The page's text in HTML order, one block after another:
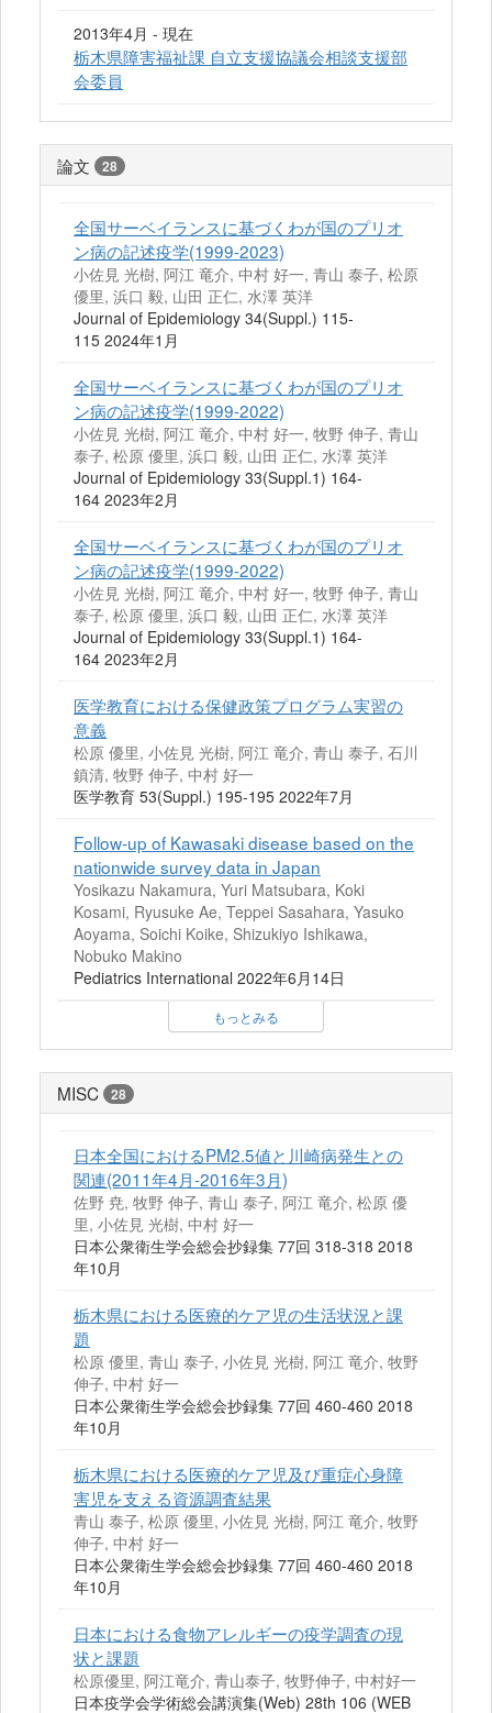
2013年4月 - 現在
栃木県障害福祉課 自立支援協議会相談支援部
会委員
論文 28
全国サーベイランスに基づくわが国のプリオ
ン病の記述疫学(1999-2023)
小佐見 光樹, 阿江 竜介, 中村 好一, 青山 泰子, 松原
優里, 浜口 毅, 山田 正仁, 水澤 英洋
Journal of Epidemiology 34(Suppl.) 115-
115 2024年1月
全国サーベイランスに基づくわが国のプリオ
ン病の記述疫学(1999-2022)
小佐見 光樹, 阿江 竜介, 中村 好一, 牧野 伸子, 青山
泰子, 松原 優里, 浜口 毅, 山田 正仁, 水澤 英洋
Journal of Epidemiology 33(Suppl.1) 164-
164 2023年2月
全国サーベイランスに基づくわが国のプリオ
ン病の記述疫学(1999-2022)
小佐見 光樹, 阿江 竜介, 中村 好一, 牧野 伸子, 青山
泰子, 松原 優里, 浜口 毅, 山田 正仁, 水澤 英洋
Journal of Epidemiology 33(Suppl.1) 164-
164 2023年2月
医学教育における保健政策プログラム実習の
意義
松原 優里, 小佐見 光樹, 阿江 竜介, 青山 泰子, 石川
鎮清, 牧野 伸子, 中村 好一
医学教育 53(Suppl.) 195-195 2022年7月
Follow‐up of Kawasaki disease based on the
nationwide survey data in Japan
Yosikazu Nakamura, Yuri Matsubara, Koki
Kosami, Ryusuke Ae, Teppei Sasahara, Yasuko
Aoyama, Soichi Koike, Shizukiyo Ishikawa,
Nobuko Makino
Pediatrics International 2022年6月14日
もっとみる
MISC 28
日本全国におけるPM2.5値と川崎病発生との
関連(2011年4月-2016年3月)
佐野 尭, 牧野 伸子, 青山 泰子, 阿江 竜介, 松原 優
里, 小佐見 光樹, 中村 好一
日本公衆衛生学会総会抄録集 77回 318-318 2018
年10月
栃木県における医療的ケア児の生活状況と課
題
松原 優里, 青山 泰子, 小佐見 光樹, 阿江 竜介, 牧野
伸子, 中村 好一
日本公衆衛生学会総会抄録集 77回 460-460 2018
年10月
栃木県における医療的ケア児及び重症心身障
害児を支える資源調査結果
青山 泰子, 松原 優里, 小佐見 光樹, 阿江 竜介, 牧野
伸子, 中村 好一
日本公衆衛生学会総会抄録集 77回 460-460 2018
年10月
日本における食物アレルギーの疫学調査の現
状と課題
松原優里, 阿江竜介, 青山泰子, 牧野伸子, 中村好一
日本疫学会学術総会講演集(Web) 28th 106 (WEB